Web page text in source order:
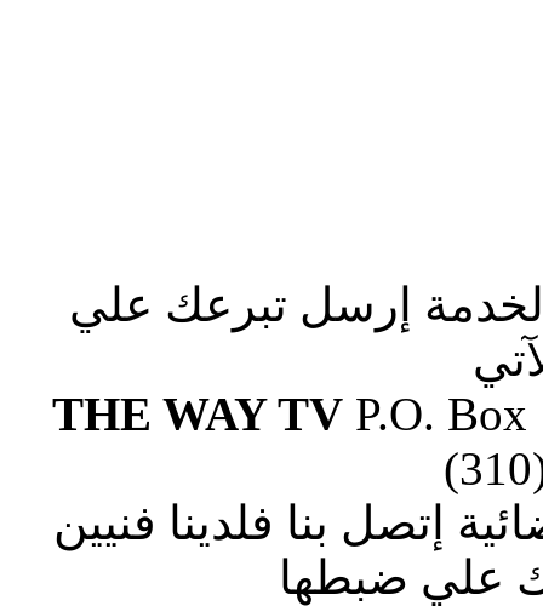
إرسل تبرعك علي
THE WAY TVP.O. Box
إتصل بنا فلدينا فنيين
علي ضبطها